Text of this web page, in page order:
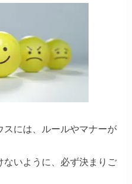
スには、ルールやマナーが
いように、必ず決まりご